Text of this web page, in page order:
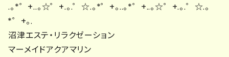
.。*゜+..。☆゜+.。.゜☆.。*゜+。..。*゜+..。☆゜+.。.゜☆.。
*゜+。.
沼津エステ・リラクゼーション
マーメイドアクアマリン